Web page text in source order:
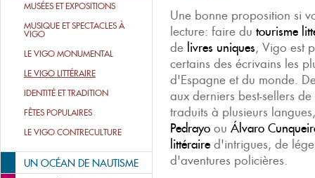
MUSÉES ET EXPOSITIONS
MUSIQUE ET SPECTACLES À
VIGO
LE VIGO MONUMENTAL
LE VIGO LITTÉRAIRE
IDENTITÉ ET TRADITION
FÊTES POPULAIRES
LE VIGO CONTRECULTURE
UN OCÉAN DE NAUTISME
Une bonne proposition si
lecture: faire du tourisme
de livres uniques, Vigo est
certains des écrivains les
d'Espagne et du monde.
aux derniers best-sellers de
traduits à plusieurs
Pedrayo ou Álvaro
littéraire d'intrigues, de
d'aventures policières.